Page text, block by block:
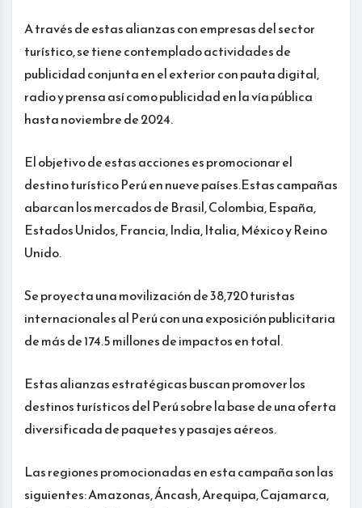
A través de estas alianzas con empresas del sector
turístico, se tiene contemplado actividades de
publicidad conjunta en el exterior con pauta digital,
radio y prensa así como publicidad en la vía pública
hasta noviembre de 2024.
El objetivo de estas acciones es promocionar el
destino turístico Perú en nueve países.Estas campañas
abarcan los mercados de Brasil, Colombia, España,
Estados Unidos, Francia, India, Italia, México y Reino
Unido.
Se proyecta una movilización de 38,720 turistas
internacionales al Perú con una exposición publicitaria
de más de 174.5 millones de impactos en total.
Estas alianzas estratégicas buscan promover los
destinos turísticos del Perú sobre la base de una oferta
diversificada de paquetes y pasajes aéreos.
Las regiones promocionadas en esta campaña son las
siguientes: Amazonas, Áncash, Arequipa, Cajamarca,